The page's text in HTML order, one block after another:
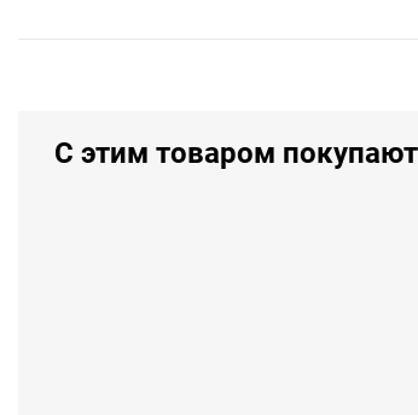
С этим товаром покупают